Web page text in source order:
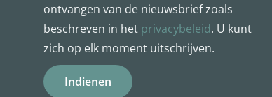
ontvangen van de nieuwsbrief zoals
beschreven in het privacybeleid. U kunt
zich op elk moment uitschrijven.
Indienen